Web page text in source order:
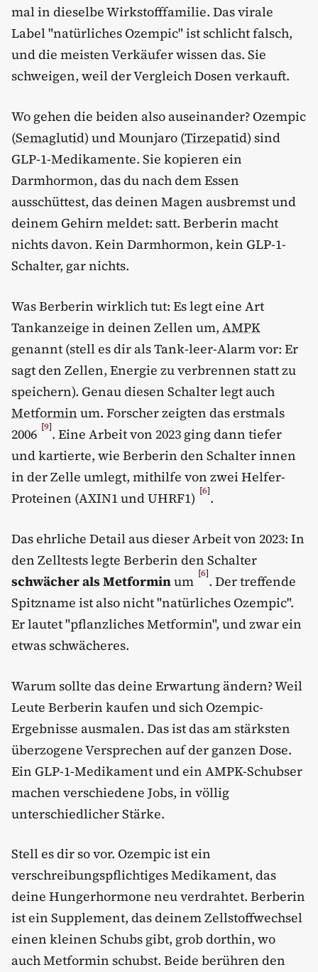
mal in dieselbe Wirkstofffamilie. Das virale
Label "natürliches Ozempic" ist schlicht falsch,
und die meisten Verkäufer wissen das. Sie
schweigen, weil der Vergleich Dosen verkauft.
Wo gehen die beiden also auseinander? Ozempic
(Semaglutid) und Mounjaro (Tirzepatid) sind
GLP-1-Medikamente. Sie kopieren ein
Darmhormon, das du nach dem Essen
ausschüttest, das deinen Magen ausbremst und
deinem Gehirn meldet: satt. Berberin macht
nichts davon. Kein Darmhormon, kein GLP-1-
Schalter, gar nichts.
Was Berberin wirklich tut: Es legt eine Art
Tankanzeige in deinen Zellen um, AMPK
genannt (stell es dir als Tank-leer-Alarm vor: Er
sagt den Zellen, Energie zu verbrennen statt zu
speichern). Genau diesen Schalter legt auch
Metformin um. Forscher zeigten das erstmals
2006 [9]. Eine Arbeit von 2023 ging dann tiefer
und kartierte, wie Berberin den Schalter innen
in der Zelle umlegt, mithilfe von zwei Helfer-
Proteinen (AXIN1 und UHRF1) [6].
Das ehrliche Detail aus dieser Arbeit von 2023: In
den Zelltests legte Berberin den Schalter
schwächer als Metforminum [6]. Der treffende
Spitzname ist also nicht "natürliches Ozempic".
Er lautet "pflanzliches Metformin", und zwar ein
etwas schwächeres.
Warum sollte das deine Erwartung ändern? Weil
Leute Berberin kaufen und sich Ozempic-
Ergebnisse ausmalen. Das ist das am stärksten
überzogene Versprechen auf der ganzen Dose.
Ein GLP-1-Medikament und ein AMPK-Schubser
machen verschiedene Jobs, in völlig
unterschiedlicher Stärke.
Stell es dir so vor. Ozempic ist ein
verschreibungspflichtiges Medikament, das
deine Hungerhormone neu verdrahtet. Berberin
ist ein Supplement, das deinem Zellstoffwechsel
einen kleinen Schubs gibt, grob dorthin, wo
auch Metformin schubst. Beide berühren den